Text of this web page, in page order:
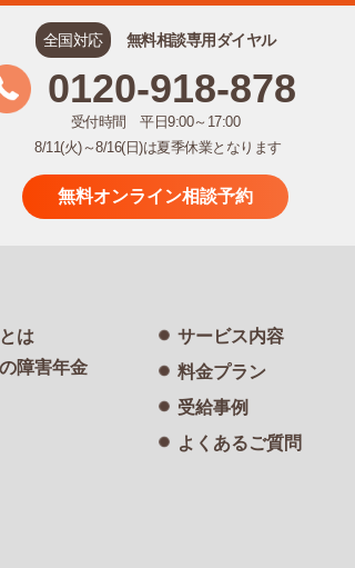
全国対応 無料相談専用ダイヤル
0120-918-878
受付時間 平日9:00～17:00
8/11(火)～8/16(日)は夏季休業となります
無料オンライン相談予約
は
障害年金
サービス内容
料金プラン
受給事例
よくあるご質問